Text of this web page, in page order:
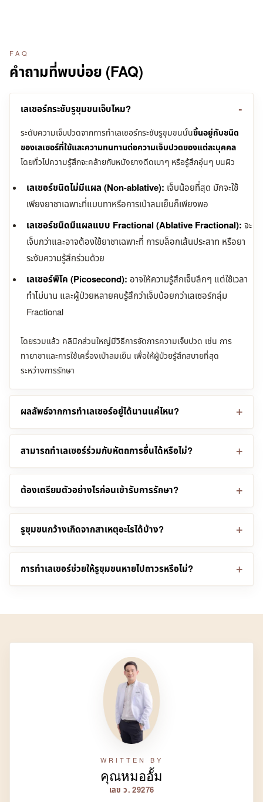
FAQ
คำถามที่พบบ่อย (FAQ)
เลเซอร์กระชับรูขุมขนเจ็บไหม?
ระดับความเจ็บปวดจากการทำเลเซอร์กระชับรูขุมขนนั้นขึ้นอยู่กับชนิด
ของเลเซอร์ที่ใช้และความทนทานต่อความเจ็บปวดของแต่ละบุคคล
โดยทั่วไปความรู้สึกจะคล้ายกับหนังยางดีดเบาๆ หรือรู้สึกอุ่นๆ บนผิว
เลเซอร์ชนิดไม่มีแผล (Non-ablative): เจ็บน้อยที่สุด มักจะใช้
เพียงยาชาเฉพาะที่แบบทาหรือการเป่าลมเย็นก็เพียงพอ
เลเซอร์ชนิดมีแผลแบบ Fractional (Ablative Fractional): จะ
เจ็บกว่าและอาจต้องใช้ยาชาเฉพาะที่ การบล็อกเส้นประสาท หรือยา
ระงับความรู้สึกร่วมด้วย
เลเซอร์พิโค (Picosecond): อาจให้ความรู้สึกเจ็บลึกๆ แต่ใช้เวลา
ทำไม่นาน และผู้ป่วยหลายคนรู้สึกว่าเจ็บน้อยกว่าเลเซอร์กลุ่ม
Fractional
โดยรวมแล้ว คลินิกส่วนใหญ่มีวิธีการจัดการความเจ็บปวด เช่น การ
ทายาชาและการใช้เครื่องเป่าลมเย็น เพื่อให้ผู้ป่วยรู้สึกสบายที่สุด
ระหว่างการรักษา
ผลลัพธ์จากการทำเลเซอร์อยู่ได้นานแค่ไหน?
สามารถทำเลเซอร์ร่วมกับหัตถการอื่นได้หรือไม่?
ต้องเตรียมตัวอย่างไรก่อนเข้ารับการรักษา?
รูขุมขนกว้างเกิดจากสาเหตุอะไรได้บ้าง?
การทำเลเซอร์ช่วยให้รูขุมขนหายไปถาวรหรือไม่?
WRITTEN BY
คุณหมออั้ม
เลข ว. 29276